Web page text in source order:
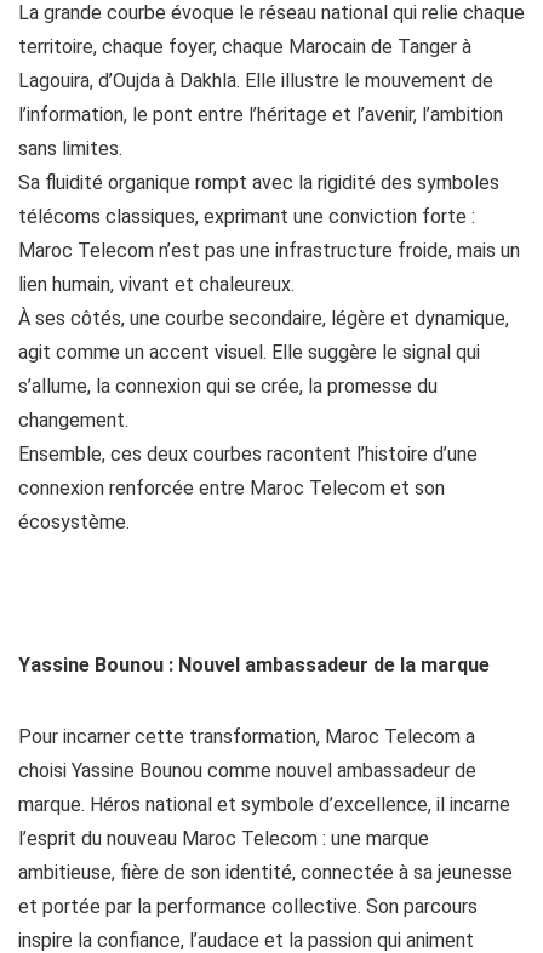
La grande courbe évoque le réseau national qui relie chaque
territoire, chaque foyer, chaque Marocain de Tanger à
Lagouira, d’Oujda à Dakhla. Elle illustre le mouvement de
l’information, le pont entre l’héritage et l’avenir, l’ambition
sans limites.
Sa fluidité organique rompt avec la rigidité des symboles
télécoms classiques, exprimant une conviction forte :
Maroc Telecom n’est pas une infrastructure froide, mais un
lien humain, vivant et chaleureux.
À ses côtés, une courbe secondaire, légère et dynamique,
agit comme un accent visuel. Elle suggère le signal qui
s’allume, la connexion qui se crée, la promesse du
changement.
Ensemble, ces deux courbes racontent l’histoire d’une
connexion renforcée entre Maroc Telecom et son
écosystème.
Yassine Bounou : Nouvel ambassadeur de la marque
Pour incarner cette transformation, Maroc Telecom a
choisi Yassine Bounou comme nouvel ambassadeur de
marque. Héros national et symbole d’excellence, il incarne
l’esprit du nouveau Maroc Telecom : une marque
ambitieuse, fière de son identité, connectée à sa jeunesse
et portée par la performance collective. Son parcours
inspire la confiance, l’audace et la passion qui animent